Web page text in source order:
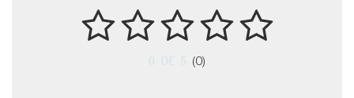
0 de 5 (0)